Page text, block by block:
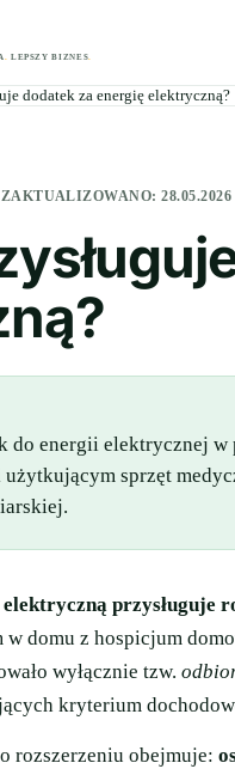
LEPSZY BIZNES
dodatek za energię elektryczną?
ZAKTUALIZOWANO:28.05.2026
do energii elektrycznej w
użytkującym sprzęt
w domu z hospicjum
wyłącznie tzw.
kryterium
rozszerzeniu obejmuje: